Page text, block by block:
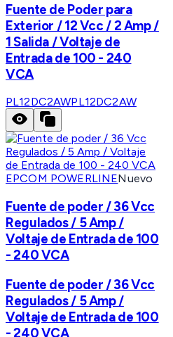
Fuente de Poder para
Exterior / 12 Vcc / 2 Amp /
1 Salida / Voltaje de
Entrada de 100 - 240
VCA
PL12DC2AWPL12DC2AW
EPCOM POWERLINENuevo
Fuente de poder / 36 Vcc
Regulados / 5 Amp /
Voltaje de Entrada de 100
- 240 VCA
Fuente de poder / 36 Vcc
Regulados / 5 Amp /
Voltaje de Entrada de 100
- 240 VCA